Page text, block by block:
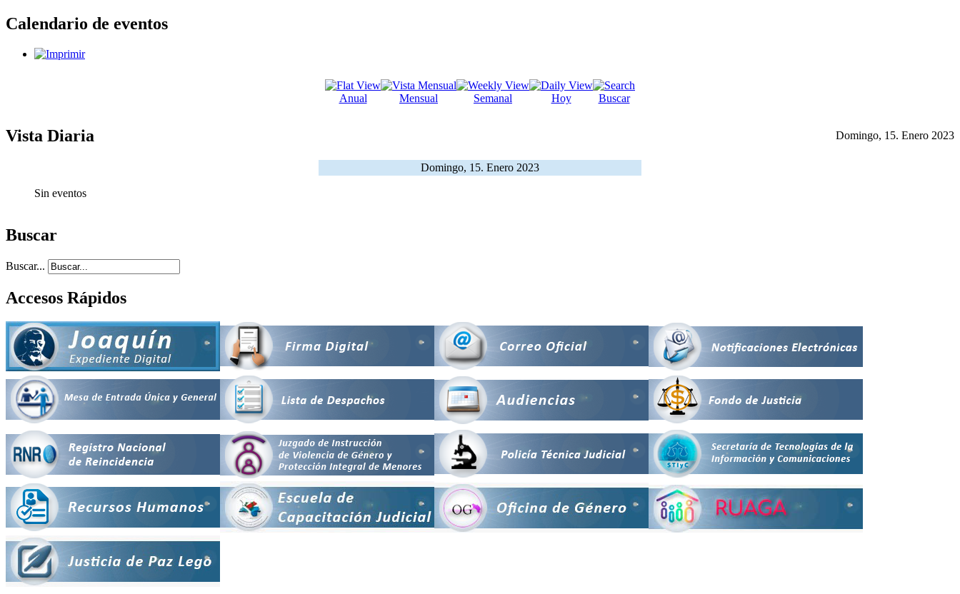
Calendario de eventos
Anual Mensual Semanal Hoy Buscar
Vista Diaria Domingo, 15. Enero 2023
Domingo, 15. Enero 2023
Sin eventos
Buscar
Buscar...
Accesos Rápidos